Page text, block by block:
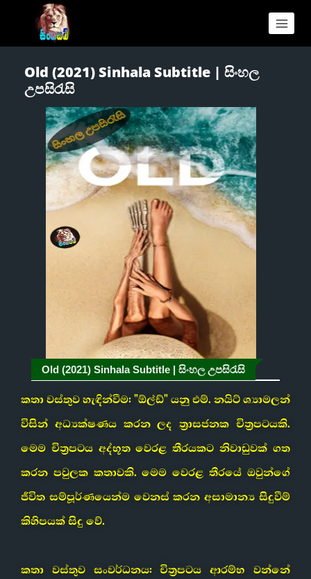
Old (2021) Sinhala Subtitle | සිංහල
උපසිරැසි
Old (2021) Sinhala Subtitle | සිංහල උපසිරැසි
කතා වස්තුව හැඳින්වීම: "ඕල්ඩ්" යනු එම්. නයිට් ශ්‍යාමලන්
විසින් අධ්‍යක්ෂණය කරන ලද ත්‍රාසජනක චිත්‍රපටයකි.
මෙම චිත්‍රපටය අද්භූත වෙරළ තීරයකට නිවාඩුවක් ගත
කරන පවුලක කතාවකි. මෙම වෙරළ තීරයේ ඔවුන්ගේ
ජීවිත සම්පූර්ණයෙන්ම වෙනස් කරන අසාමාන්‍ය සිදුවීම්
කිහිපයක් සිදු වේ.
කතා වස්තුව සංවර්ධනය: චිත්‍රපටය ආරම්භ වන්නේ